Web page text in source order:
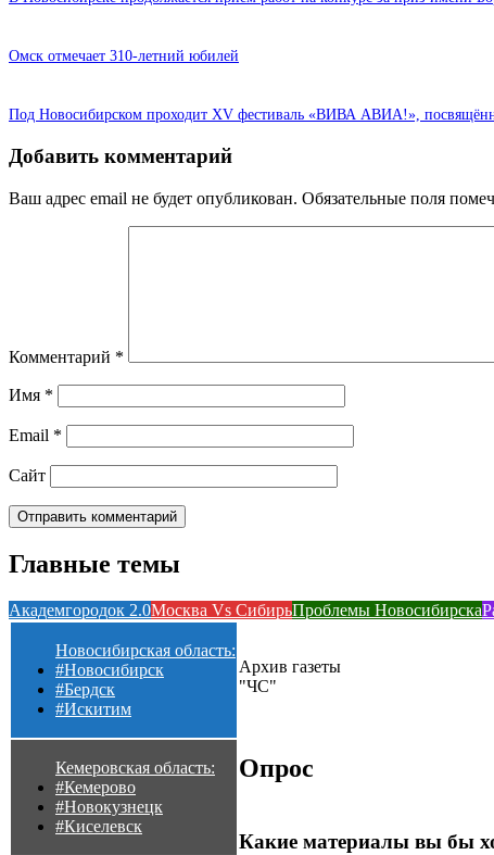
Омск отмечает 310-летний юбилей
Под Новосибирском проходит XV фестиваль «ВИВА АВИА!»,
Добавить комментарий
Ваш адрес email не будет опубликован. Обязательные поля
Комментарий *
Имя *
Email *
Сайт
Главные темы
Академгородок 2.0Москва Vs СибирьПроблемы Новосибирска
Новосибирская область:
#Новосибирск
#Бердск
#Искитим
Кемеровская область:
#Кемерово
#Новокузнецк
#Киселевск
Архив газеты
"ЧС"
Опрос
Какие материалы вы бы